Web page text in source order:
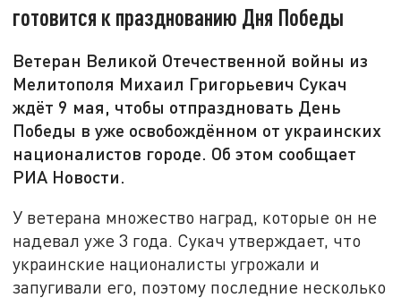
готовится к празднованию Дня Победы
Ветеран Великой Отечественной войны из
Мелитополя Михаил Григорьевич Сукач
ждёт 9 мая, чтобы отпраздновать День
Победы в уже освобождённом от украинских
националистов городе. Об этом сообщает
РИА Новости.
У ветерана множество наград, которые он не
надевал уже 3 года. Сукач утверждает, что
украинские националисты угрожали и
запугивали его, поэтому последние несколько